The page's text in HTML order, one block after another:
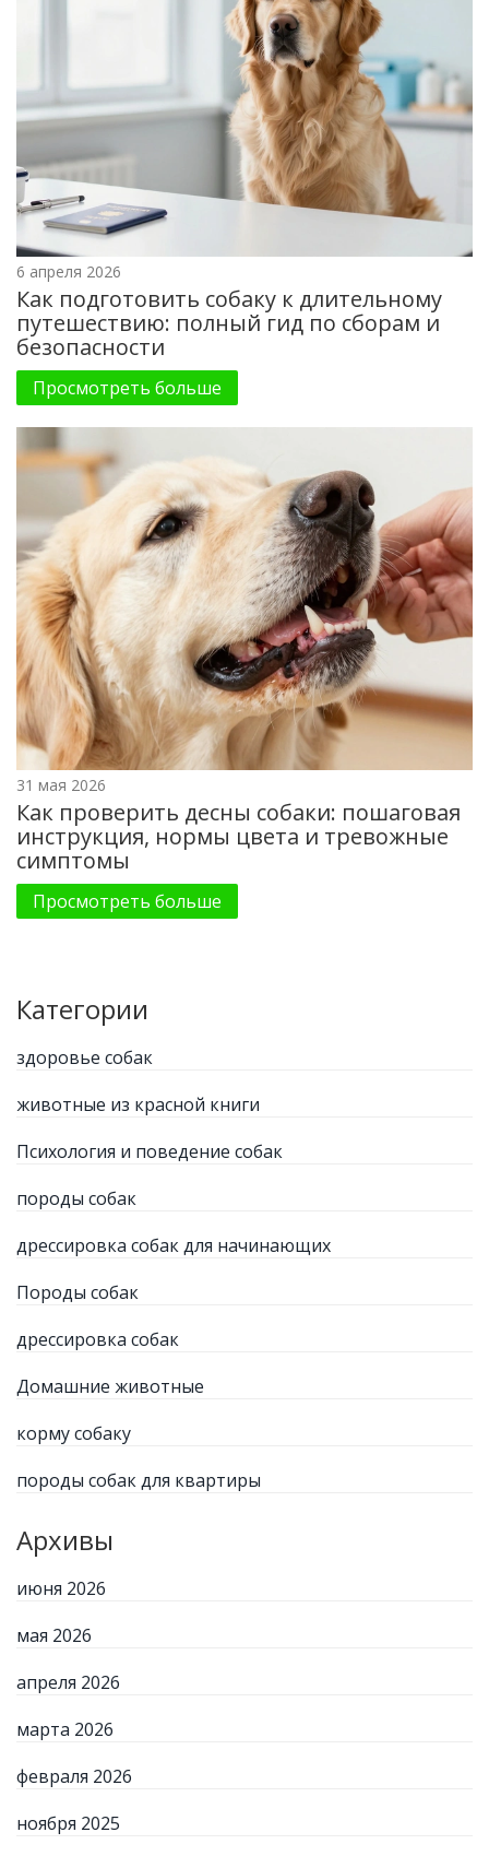
6 апреля 2026
Как подготовить собаку к длительному
путешествию: полный гид по сборам и
безопасности
Просмотреть больше
31 мая 2026
Как проверить десны собаки: пошаговая
инструкция, нормы цвета и тревожные
симптомы
Просмотреть больше
Категории
здоровье собак
животные из красной книги
Психология и поведение собак
породы собак
дрессировка собак для начинающих
Породы собак
дрессировка собак
Домашние животные
корму собаку
породы собак для квартиры
Архивы
июня 2026
мая 2026
апреля 2026
марта 2026
февраля 2026
ноября 2025